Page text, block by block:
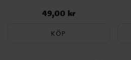
Pris:49,00 kr
49,00 kr
KÖP